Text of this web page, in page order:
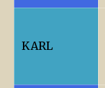
KARL